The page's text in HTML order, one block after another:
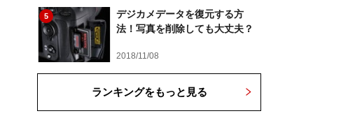
5
デジカメデータを復元する方
法！写真を削除しても大丈夫？
2018/11/08
ランキングをもっと見る